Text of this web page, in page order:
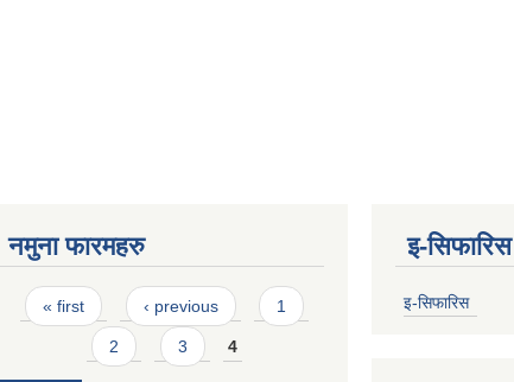
नमुना फारमहरु
Pages
« first ‹ previous 1
2 3 4
इ-सिफारिस
इ-सिफारिस